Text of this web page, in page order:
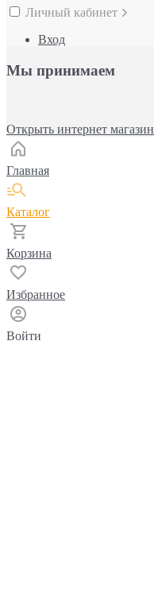
Личный кабинет
Вход
Мы принимаем
Открыть интернет магазин
Главная
Каталог
Корзина
Избранное
Войти